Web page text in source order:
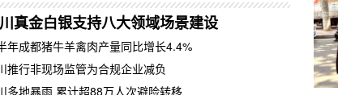
真金白银支持八大领域场景建设
年成都猪牛羊禽肉产量同比增长4.4%
推行非现场监管为合规企业减负
多地暴雨 累计超88万人次避险转移